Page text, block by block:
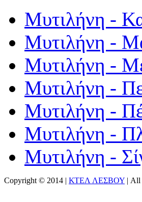
Μυτιλήνη -
Μυτιλήνη -
Μυτιλήνη -
Μυτιλήνη -
Μυτιλήνη -
Μυτιλήνη -
Μυτιλήνη -
Copyright © 2014 | ΚΤΕΛ ΛΕΣΒΟΥ | All